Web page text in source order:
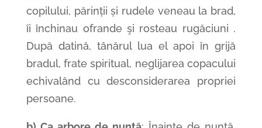
copilului, părinții și rudele veneau la brad,
îi închinau ofrande şi rosteau rugăciuni .
După datină, tânărul lua el apoi în grijă
bradul, frate spiritual, neglijarea copacului
echivalând cu desconsiderarea propriei
persoane.